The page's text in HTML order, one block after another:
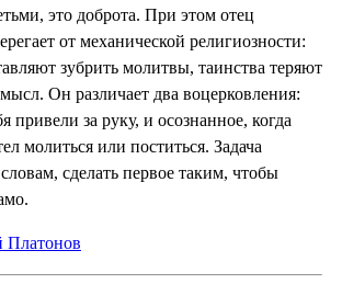
это доброта. При этом отец
от механической религиозности:
зубрить молитвы, таинства теряют
Он различает два воцерковления:
привели за руку, и осознанное, когда
молиться или поститься. Задача
сделать первое таким, чтобы
Платонов